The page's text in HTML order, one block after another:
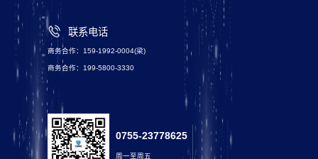
联系电话
商务合作：159-1992-0004(梁)
商务合作：199-5800-3330
0755-23778625
周一至周五